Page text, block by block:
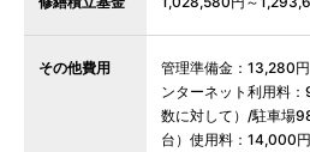
その他費用
管理準備金：13,280
ンターネット利用料
数に対して）/駐車場
台）使用料：14,000